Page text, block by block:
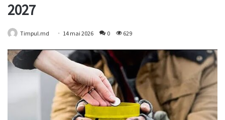
2027
Timpul.md 14 mai 2026 0 629